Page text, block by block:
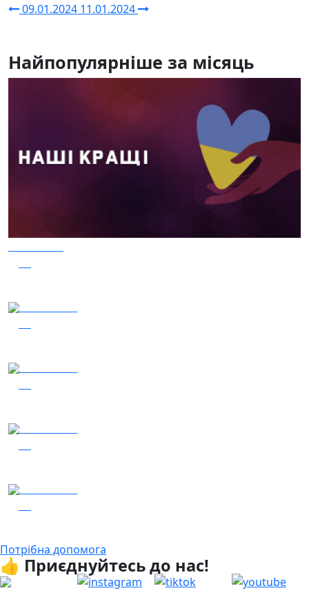
09.01.2024 11.01.2024
Найпопулярніше за місяць
Потрібна допомога
👍 Приєднуйтесь до нас!